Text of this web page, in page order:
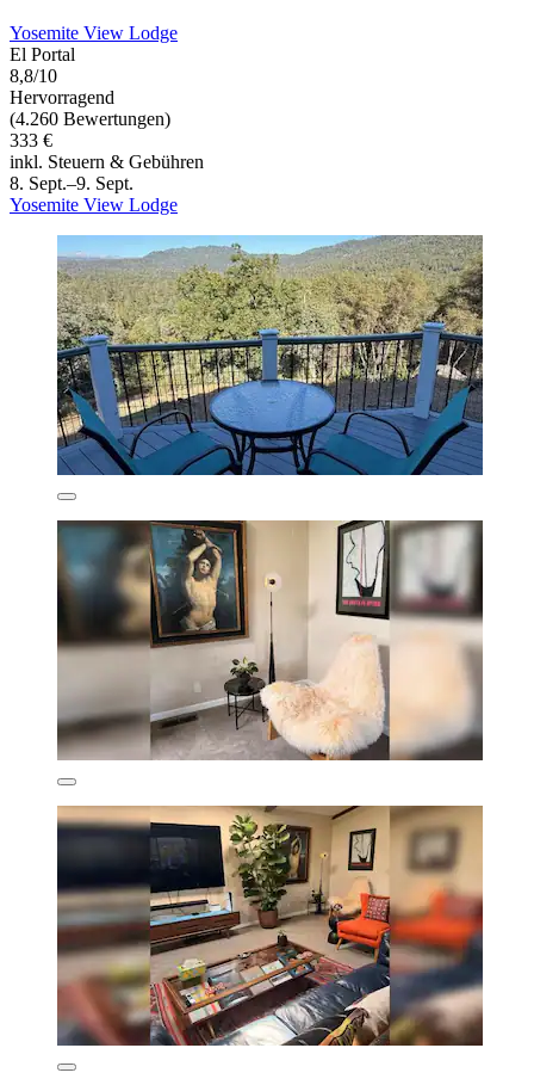
Yosemite View Lodge
El Portal
8,8/10
Hervorragend
(4.260 Bewertungen)
333 €
inkl. Steuern & Gebühren
8. Sept.–9. Sept.
Yosemite View Lodge